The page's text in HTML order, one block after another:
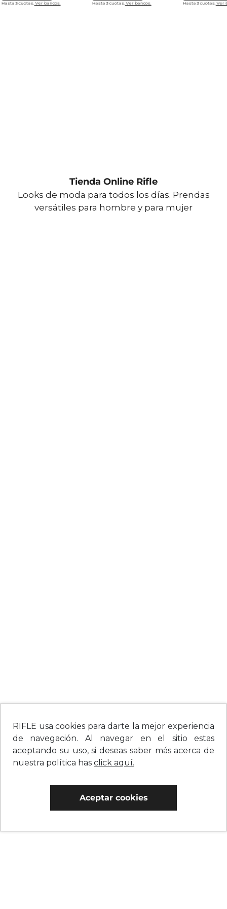
RIFLE usa cookies para darte la mejor experiencia
de navegación. Al navegar en el sitio estas
aceptando su uso, si deseas saber más acerca de
nuestra política has click aquí.
Aceptar cookies
Hasta 3 cuotas. Ver bancos.
Hasta 3 cuotas. Ver bancos.
Hasta 3 cuotas. Ver
Tienda Online Rifle
Looks de moda para todos los días. Prendas
versátiles para hombre y para mujer